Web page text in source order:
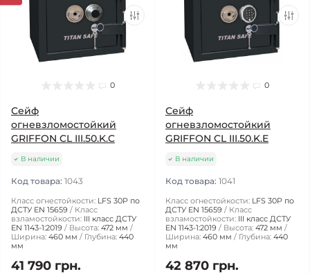
0
Сейф
огневзломостойкий
GRIFFON CL III.50.K.C
В наличии
Код товара: 1043
Класс огнестойкости: LFS 30P по
ДСТУ EN 15659
Класс
взламостойкости: III класс ДСТУ
EN 1143-1:2019
Высота: 472 мм
Ширина: 460 мм Глубина: 440
мм
41 790 грн.
0
Сейф
огневзломостойкий
GRIFFON CL III.50.K.E
В наличии
Код товара: 1041
Класс огнестойкости: LFS 30P по
ДСТУ EN 15659
Класс
взламостойкости: III класс ДСТУ
EN 1143-1:2019
Высота: 472 мм
Ширина: 460 мм Глубина: 440
мм
42 870 грн.